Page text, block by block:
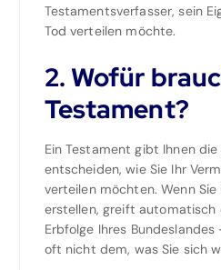
Testamentsverfasser, sein
Tod verteilen möchte.
2. Wofür
Testament?
Ein Testament gibt Ihnen
entscheiden, wie Sie Ihr
verteilen möchten. Wenn
erstellen, greift automatisch
Erbfolge Ihres
oft nicht dem, was Sie sich